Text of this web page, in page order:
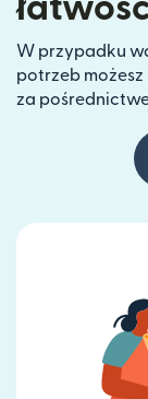
W przypadku
potrzeb
za